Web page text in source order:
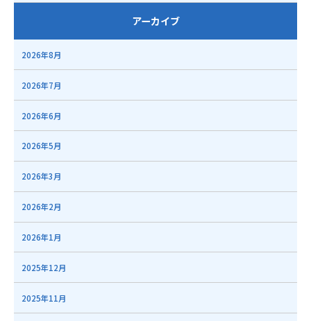
アーカイブ
2026年8月
2026年7月
2026年6月
2026年5月
2026年3月
2026年2月
2026年1月
2025年12月
2025年11月